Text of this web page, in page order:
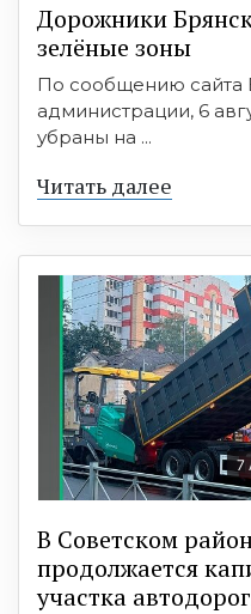
Дорожники
зелёные зоны
По сообщению сайта
администрации, 6
убраны на ...
Читать далее
7
В Советском
продолжается
участка